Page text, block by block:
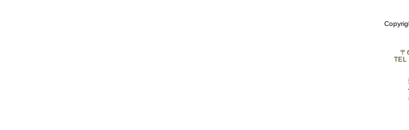
〒